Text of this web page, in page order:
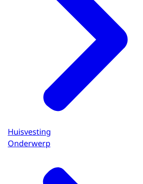
Huisvesting
Onderwerp